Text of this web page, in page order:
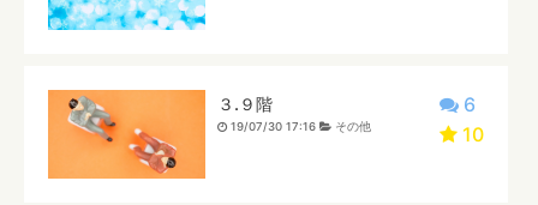
6
10
３.９階
19/07/30 17:16 その他